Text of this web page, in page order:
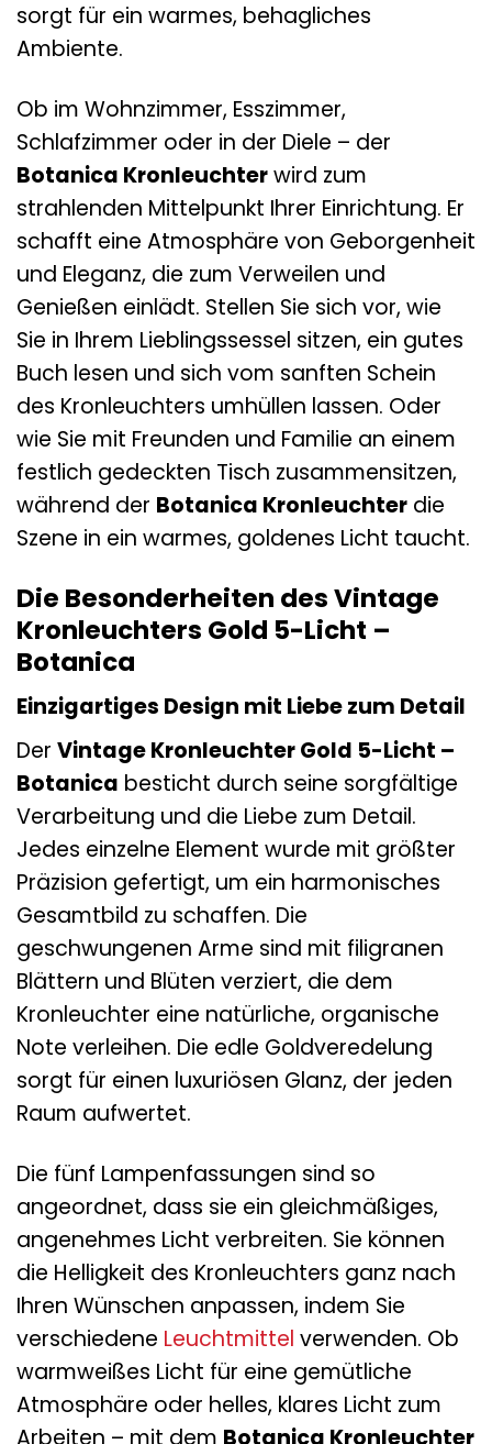
sorgt für ein warmes, behagliches
Ambiente.
Ob im Wohnzimmer, Esszimmer,
Schlafzimmer oder in der Diele – der
Botanica Kronleuchterwird zum
strahlenden Mittelpunkt Ihrer Einrichtung. Er
schafft eine Atmosphäre von Geborgenheit
und Eleganz, die zum Verweilen und
Genießen einlädt. Stellen Sie sich vor, wie
Sie in Ihrem Lieblingssessel sitzen, ein gutes
Buch lesen und sich vom sanften Schein
des Kronleuchters umhüllen lassen. Oder
wie Sie mit Freunden und Familie an einem
festlich gedeckten Tisch zusammensitzen,
während der Botanica Kronleuchter die
Szene in ein warmes, goldenes Licht taucht.
Die Besonderheiten des Vintage
Kronleuchters Gold 5-Licht –
Botanica
Einzigartiges Design mit Liebe zum Detail
Der Vintage Kronleuchter Gold 5-Licht –
Botanica besticht durch seine sorgfältige
Verarbeitung und die Liebe zum Detail.
Jedes einzelne Element wurde mit größter
Präzision gefertigt, um ein harmonisches
Gesamtbild zu schaffen. Die
geschwungenen Arme sind mit filigranen
Blättern und Blüten verziert, die dem
Kronleuchter eine natürliche, organische
Note verleihen. Die edle Goldveredelung
sorgt für einen luxuriösen Glanz, der jeden
Raum aufwertet.
Die fünf Lampenfassungen sind so
angeordnet, dass sie ein gleichmäßiges,
angenehmes Licht verbreiten. Sie können
die Helligkeit des Kronleuchters ganz nach
Ihren Wünschen anpassen, indem Sie
verschiedene Leuchtmittel verwenden. Ob
warmweißes Licht für eine gemütliche
Atmosphäre oder helles, klares Licht zum
Arbeiten – mit dem Botanica Kronleuchter